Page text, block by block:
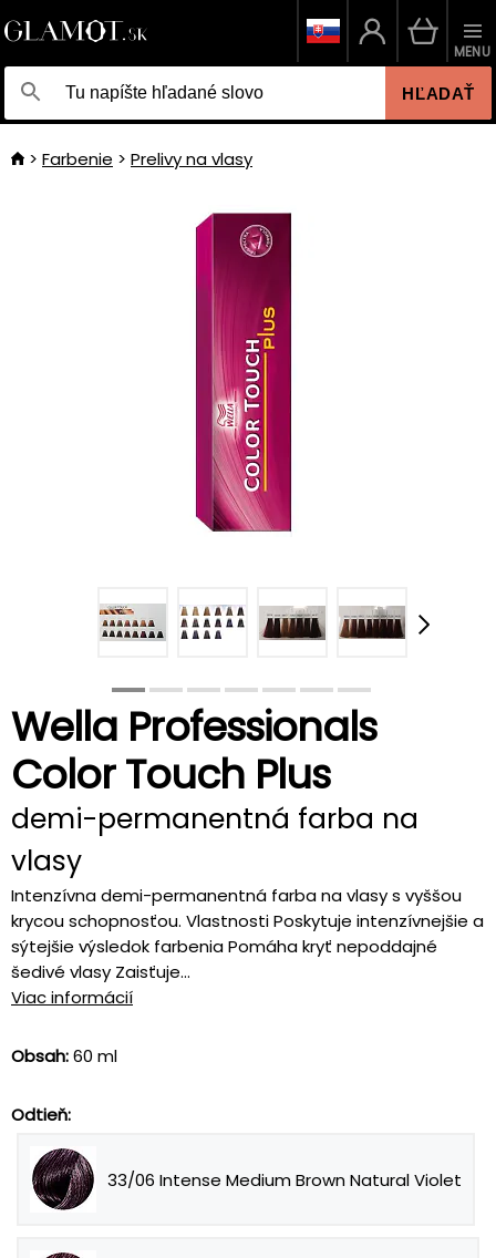
HĽADAŤ
MENU
Farbenie Prelivy na vlasy
Wella Professionals
Color Touch Plus
demi-permanentná farba na
vlasy
Intenzívna demi-permanentná farba na vlasy s vyššou
krycou schopnosťou. Vlastnosti Poskytuje intenzívnejšie a
sýtejšie výsledok farbenia Pomáha kryť nepoddajné
šedivé vlasy Zaisťuje...
Viac informácií
Obsah:60 ml
Odtieň:
33/06 Intense Medium Brown Natural Violet